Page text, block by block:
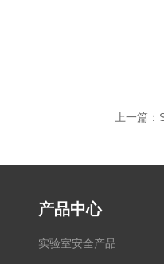
上一篇：
产品中心
实验室安全产品